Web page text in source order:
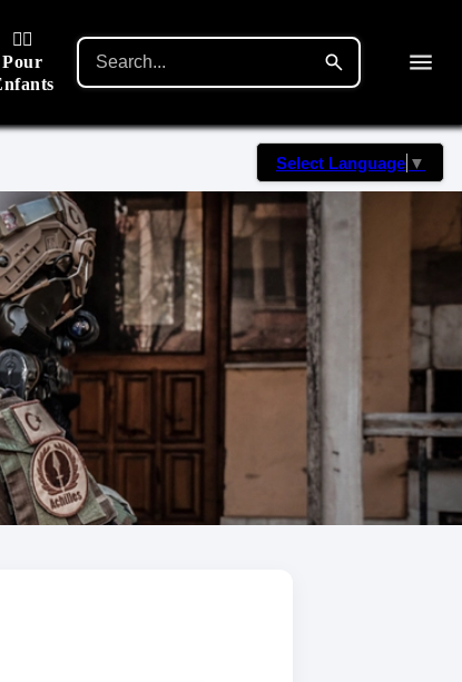
🙋‍♂️
Pour
Select Language ▼